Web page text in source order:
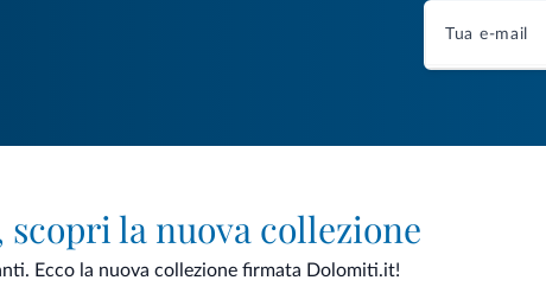
la nuova collezione
Ecco la nuova collezione firmata Dolomiti.it!